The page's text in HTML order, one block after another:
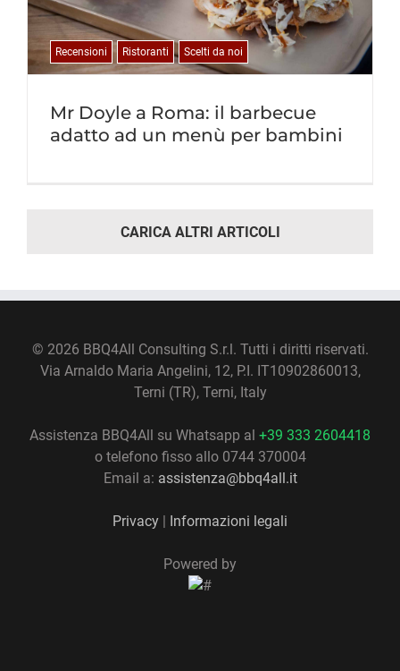
Mr Doyle a Roma: il barbecue
adatto ad un menù per bambini
Recensioni Ristoranti Scelti da noi
CARICA ALTRI ARTICOLI
© 2026 BBQ4All Consulting S.r.l. Tutti i diritti riservati.
Via Arnaldo Maria Angelini, 12, P.I. IT10902860013,
Terni (TR), Terni, Italy
Assistenza BBQ4All su Whatsapp al +39 333 2604418
o telefono fisso allo 0744 370004
Email a: assistenza@bbq4all.it
Privacy Informazioni legali
Powered by